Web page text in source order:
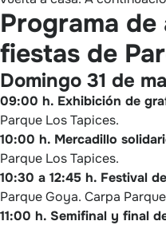
Programa
fiestas de
Domingo 31 de
09:00 h. Exhibición de
Parque Los Tapices.
10:00 h. Mercadillo
Parque Los Tapices.
10:30 a 12:45 h. Festival
Parque Goya. Carpa
11:00 h. Semifinal y final